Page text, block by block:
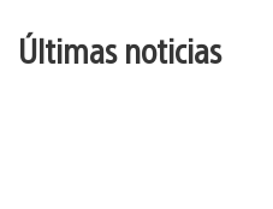
Últimas noticias